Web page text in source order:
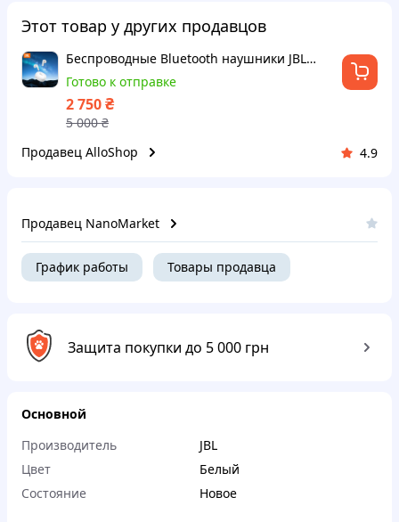
Этот товар у других продавцов
Беспроводные Bluetooth наушники JBL T280 TWS X3 White с кейсом и глубоким басом
Готово к отправке
2 750₴
5 000₴
Продавец AlloShop
4.9
Продавец NanoMarket
График работы Товары продавца
Защита покупки до 5 000 грн
Основной
Производитель
JBL
Цвет
Белый
Состояние
Новое